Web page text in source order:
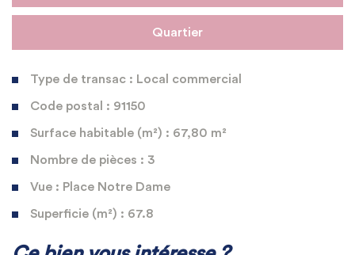
Quartier
Type de transac : Local commercial
Code postal : 91150
Surface habitable (m²) : 67,80 m²
Nombre de pièces : 3
Vue : Place Notre Dame
Superficie (m²) : 67.8
La ville de Étampes (91150)